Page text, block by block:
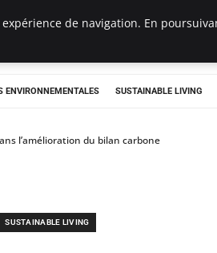
ENVIRONNEMENTALES SUSTAINABLE LIVING
l’amélioration du bilan carbone
SUSTAINABLE LIVING
de navigation. En